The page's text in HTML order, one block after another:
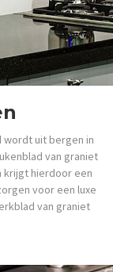
wordt uit bergen in
van graniet
krijgt hierdoor een
voor een luxe
van graniet